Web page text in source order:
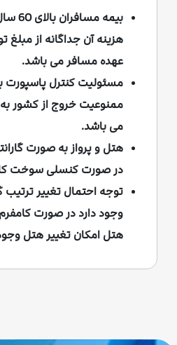
بیمه
هزینه آن جداگانه از مبلغ
عهده مسافر می باشد.
مسئولیت کنترل پاسپورت
ممنوعیت خروج از کشور
می باشد.
هتل و پرواز به صورت
در صورت کنسلی سوخت
توجه احتمال تغییر
وجود دارد در صورت
هتل امکان تغییر هتل